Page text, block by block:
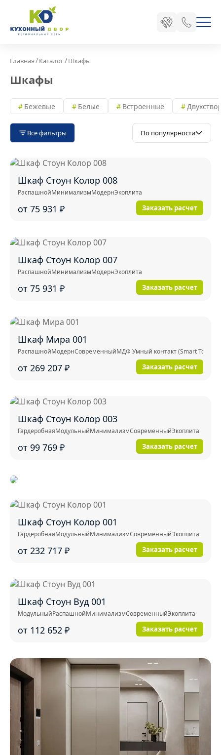
Главная/Каталог/Шкафы
Шкафы
Бежевые Белые Встроенные
Все фильтры По популярности
Шкаф Стоун Колор 008
РаспашнойМинимализмМодернЭкоплита
от 75 931 ₽ Заказать расчет
Шкаф Стоун Колор 007
РаспашнойМинимализмМодернЭкоплита
от 75 931 ₽ Заказать расчет
Шкаф Мира 001
РаспашнойМодернСовременныйМДФ Умный контакт (Smart Touch)
от 269 207 ₽ Заказать расчет
Шкаф Стоун Колор 003
ГардеробнаяМодульныйМинимализмСовременныйЭкоплита
от 99 769 ₽ Заказать расчет
Шкаф Стоун Колор 001
ГардеробнаяМодульныйМинимализмСовременныйЭкоплита
от 232 717 ₽ Заказать расчет
Шкаф Стоун Вуд 001
МодульныйРаспашнойМинимализмСовременныйЭкоплита
от 112 652 ₽ Заказать расчет